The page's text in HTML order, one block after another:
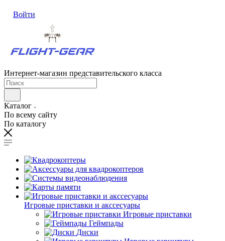
Войти
Интернет-магазин представительского класса
Каталог
По всему сайту
По каталогу
Игровые приставки и акссесуары
Игровые приставки
Геймпады
Диски